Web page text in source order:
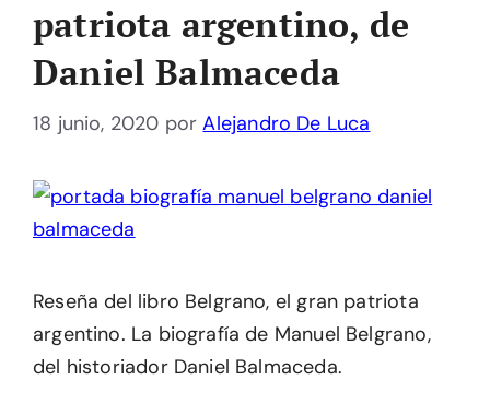
patriota argentino, de
Daniel Balmaceda
18 junio, 2020 porAlejandro De Luca
Reseña del libro Belgrano, el gran patriota
argentino. La biografía de Manuel Belgrano,
del historiador Daniel Balmaceda.